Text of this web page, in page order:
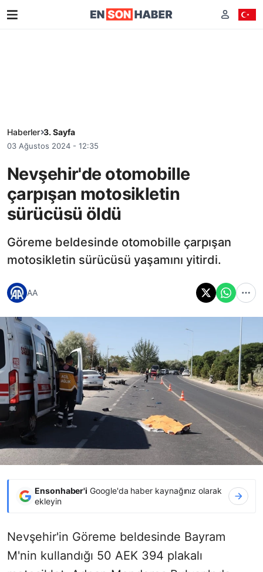
Haberler 3. Sayfa
03 Ağustos 2024 - 12:35
Nevşehir'de otomobille
çarpışan motosikletin
sürücüsü öldü
Göreme beldesinde otomobille çarpışan
motosikletin sürücüsü yaşamını yitirdi.
AA
Ensonhaber'i Google'da haber kaynağınız olarak
ekleyin
Nevşehir'in Göreme beldesinde Bayram
M'nin kullandığı 50 AEK 394 plakalı